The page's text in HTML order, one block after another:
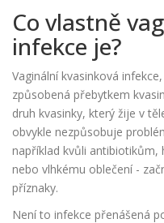
Co vlastně
infekce je?
Vaginální kvasinková
způsobená přebytkem
druh kvasinky, který žije v
obvykle nezpůsobuje
například kvůli antibiotikům,
nebo vlhkému oblečení -
příznaky.
Není to infekce přenášená